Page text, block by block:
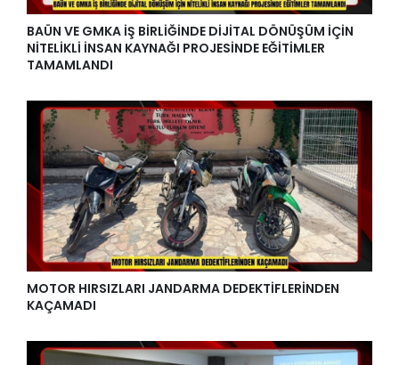
BAÜN VE GMKA İŞ BİRLİĞİNDE DİJİTAL DÖNÜŞÜM İÇİN
NİTELİKLİ İNSAN KAYNAĞI PROJESİNDE EĞİTİMLER
TAMAMLANDI
MOTOR HIRSIZLARI JANDARMA DEDEKTİFLERİNDEN
KAÇAMADI